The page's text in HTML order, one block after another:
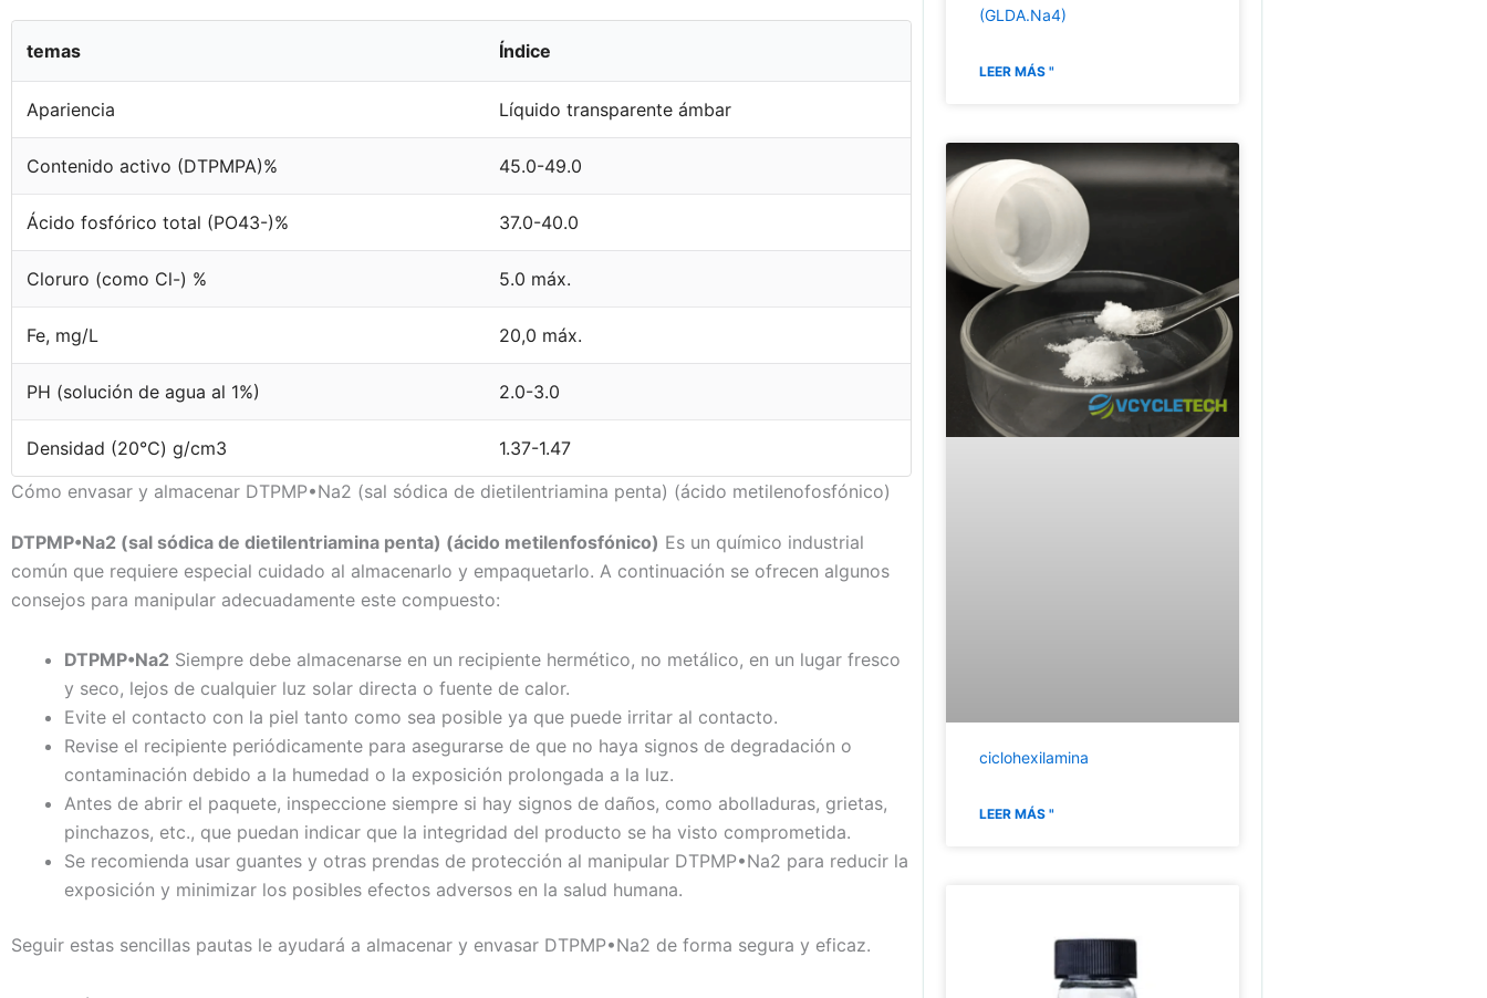
temas Índice
Apariencia Líquido transparente ámbar
Contenido activo (DTPMPA)% 45.0-49.0
Ácido fosfórico total (PO43-)% 37.0-40.0
Cloruro (como Cl-) % 5.0 máx.
Fe, mg/L 20,0 máx.
PH (solución de agua al 1%) 2.0-3.0
Densidad (20℃) g/cm3
1.37-1.47
Cómo envasar y almacenar DTPMP•Na2 (sal sódica de dietilentriamina penta) (ácido metilenofosfónico)
DTPMP•Na2 (sal sódica de dietilentriamina penta) (ácido metilenfosfónico) Es un químico industrial
común que requiere especial cuidado al almacenarlo y empaquetarlo. A continuación se ofrecen algunos
consejos para manipular adecuadamente este compuesto:
DTPMP•Na2 Siempre debe almacenarse en un recipiente hermético, no metálico, en un lugar fresco
y seco, lejos de cualquier luz solar directa o fuente de calor.
Evite el contacto con la piel tanto como sea posible ya que puede irritar al contacto.
Revise el recipiente periódicamente para asegurarse de que no haya signos de degradación o
contaminación debido a la humedad o la exposición prolongada a la luz.
Antes de abrir el paquete, inspeccione siempre si hay signos de daños, como abolladuras, grietas,
pinchazos, etc., que puedan indicar que la integridad del producto se ha visto comprometida.
Se recomienda usar guantes y otras prendas de protección al manipular DTPMP•Na2 para reducir la
exposición y minimizar los posibles efectos adversos en la salud humana.
Seguir estas sencillas pautas le ayudará a almacenar y envasar DTPMP•Na2 de forma segura y eficaz.
(GLDA.Na4)
LEER MÁS "
ciclohexilamina
LEER MÁS "